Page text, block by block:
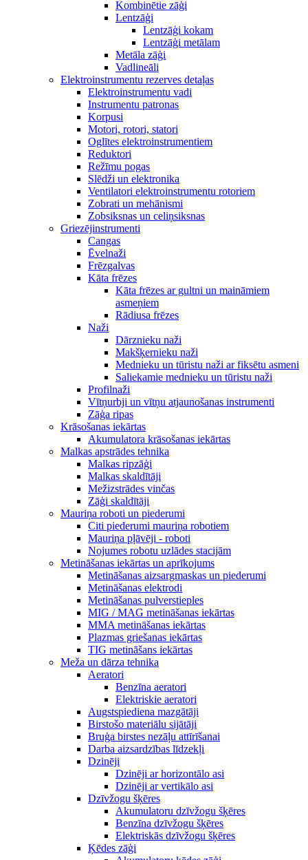
Kombinētie zāģi
Lentzāģi
Lentzāģi kokam
Lentzāģi metālam
Metāla zāģi
Vadlineāli
Elektroinstrumentu rezerves detaļas
Elektroinstrumentu vadi
Instrumentu patronas
Korpusi
Motori, rotori, statori
Oglītes elektroinstrumentiem
Reduktori
Režīmu pogas
Slēdži un elektronika
Ventilatori elektroinstrumentu rotoriem
Zobrati un mehānismi
Zobsiksnas un celiņsiksnas
Griezējinstrumenti
Cangas
Ēvelnaži
Frēzgalvas
Kāta frēzes
Kāta frēzes ar gultni un maināmiem
asmeņiem
Rādiusa frēzes
Naži
Dārznieku naži
Makšķernieku naži
Mednieku un tūristu naži ar fiksētu asmeni
Saliekamie mednieku un tūristu naži
Profilnaži
Vītņurbji un vītņu atjaunošanas instrumenti
Zāģa ripas
Krāsošanas iekārtas
Akumulatora krāsošanas iekārtas
Malkas apstrādes tehnika
Malkas ripzāģi
Malkas skaldītāji
Mežizstrādes vinčas
Zāģi skaldītāji
Mauriņa roboti un piederumi
Citi piederumi mauriņa robotiem
Mauriņa pļāvēji - roboti
Nojumes robotu uzlādes stacijām
Metināšanas iekārtas un aprīkojums
Metināšanas aizsargmaskas un piederumi
Metināšanas elektrodi
Metināšanas pulverstieples
MIG / MAG metināšanas iekārtas
MMA metināšanas iekārtas
Plazmas griešanas iekārtas
TIG metināšans iekārtas
Meža un dārza tehnika
Aeratori
Benzīna aeratori
Elektriskie aeratori
Augstspiediena mazgātāji
Birstošo materiālu sijātāji
Bruģa birstes nezāļu attīrīšanai
Darba aizsardzības līdzekļi
Dzinēji
Dzinēji ar horizontālo asi
Dzinēji ar vertikālo asi
Dzīvžogu šķēres
Akumulatoru dzīvžogu šķēres
Benzīna dzīvžogu šķēres
Elektriskās dzīvžogu šķēres
Ķēdes zāģi